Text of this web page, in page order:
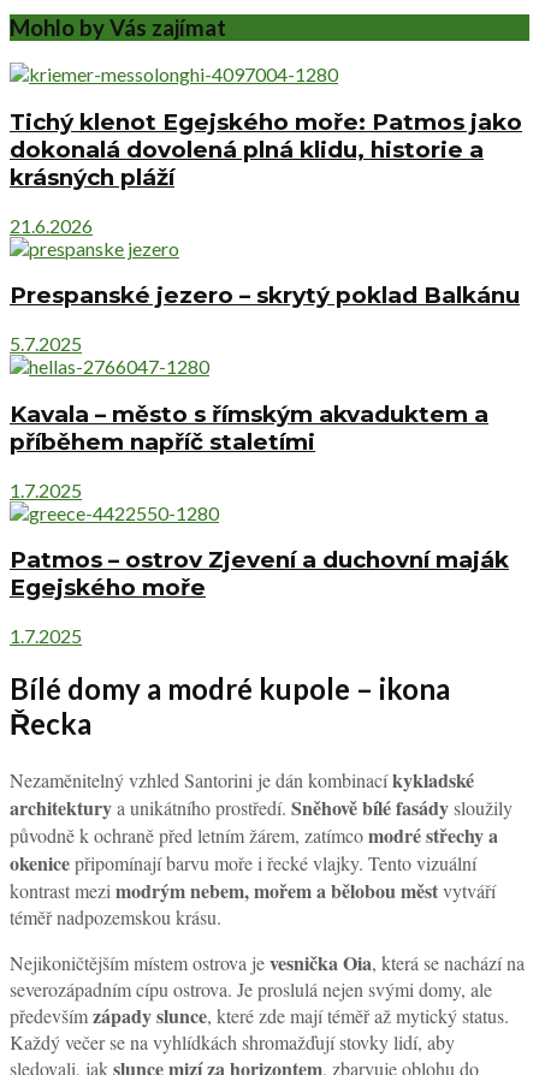
Mohlo by Vás zajímat
Tichý klenot Egejského moře: Patmos jako
dokonalá dovolená plná klidu, historie a
krásných pláží
21.6.2026
Prespanské jezero – skrytý poklad Balkánu
5.7.2025
Kavala – město s římským akvaduktem a
příběhem napříč staletími
1.7.2025
Patmos – ostrov Zjevení a duchovní maják
Egejského moře
1.7.2025
Bílé domy a modré kupole – ikona
Řecka
Nezaměnitelný vzhled Santorini je dán kombinacíkykladské
architekturya unikátního prostředí. Sněhově bílé fasádysloužily
původně k ochraně před letním žárem, zatímcomodré střechy a
okenicepřipomínají barvu moře i řecké vlajky. Tento vizuální
kontrast mezi modrým nebem, mořem a bělobou městvytváří
téměř nadpozemskou krásu.
Nejikoničtějším místem ostrova jevesnička Oia, která se nachází na
severozápadním cípu ostrova. Je proslulá nejen svými domy, ale
předevšímzápady slunce, které zde mají téměř až mytický status.
Každý večer se na vyhlídkách shromažďují stovky lidí, aby
sledovali, jakslunce mizí za horizontem, zbarvuje oblohu do